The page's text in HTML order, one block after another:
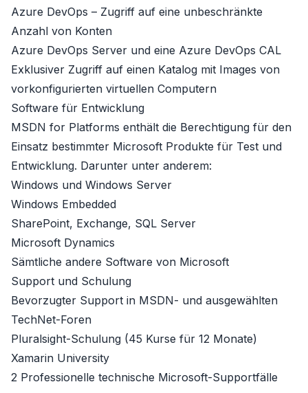
Azure DevOps – Zugriff auf eine unbeschränkte
Anzahl von Konten
Azure DevOps Server und eine Azure DevOps CAL
Exklusiver Zugriff auf einen Katalog mit Images von
vorkonfigurierten virtuellen Computern
Software für Entwicklung
MSDN for Platforms enthält die Berechtigung für den
Einsatz bestimmter Microsoft Produkte für Test und
Entwicklung. Darunter unter anderem:
Windows und Windows Server
Windows Embedded
SharePoint, Exchange, SQL Server
Microsoft Dynamics
Sämtliche andere Software von Microsoft
Support und Schulung
Bevorzugter Support in MSDN- und ausgewählten
TechNet-Foren
Pluralsight-Schulung (45 Kurse für 12 Monate)
Xamarin University
2 Professionelle technische Microsoft-Supportfälle